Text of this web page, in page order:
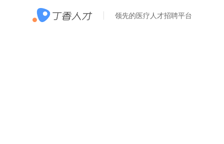
领先的医疗人才招聘平台